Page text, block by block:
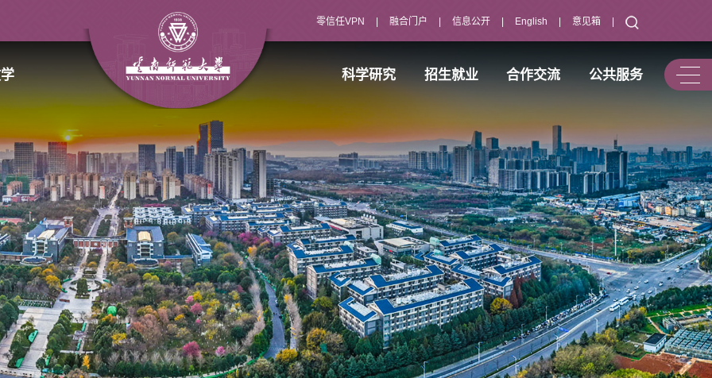
零信任VPN 融合门户 信息公开 English 意见箱
科学研究 招生就业 合作交流 公共服务